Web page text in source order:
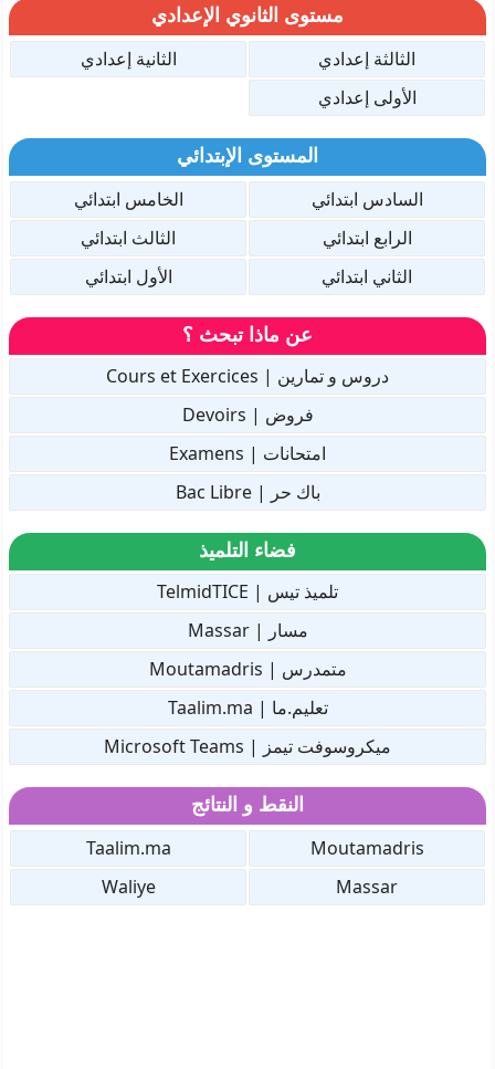
مستوى الثانوي الإعدادي
الثالثة إعدادي
الثانية إعدادي
الأولى إعدادي
المستوى الإبتدائي
السادس ابتدائي
الخامس ابتدائي
الرابع ابتدائي
الثالث ابتدائي
الثاني ابتدائي
الأول ابتدائي
عن ماذا تبحث ؟
دروس و تمارين | Cours et Exercices
فروض | Devoirs
امتحانات | Examens
باك حر | Bac Libre
فضاء التلميذ
تلميذ تيس | TelmidTICE
مسار | Massar
متمدرس | Moutamadris
تعليم.ما | Taalim.ma
ميكروسوفت تيمز | Microsoft Teams
النقط و النتائج
Moutamadris
Taalim.ma
Massar
Waliye